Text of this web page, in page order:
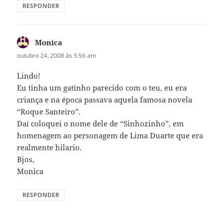
RESPONDER
Monica
outubro 24, 2008 às 5:56 am
Lindo!
Eu tinha um gatinho parecido com o teu, eu era
criança e na época passava aquela famosa novela
“Roque Santeiro”.
Daí coloquei o nome dele de “Sinhozinho”, em
homenagem ao personagem de Lima Duarte que era
realmente hilario.
Bjos,
Monica
RESPONDER